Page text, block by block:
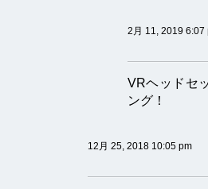
2月 11, 2019 6:07
VRヘッドセ
ング！
12月 25, 2018 10:05 pm